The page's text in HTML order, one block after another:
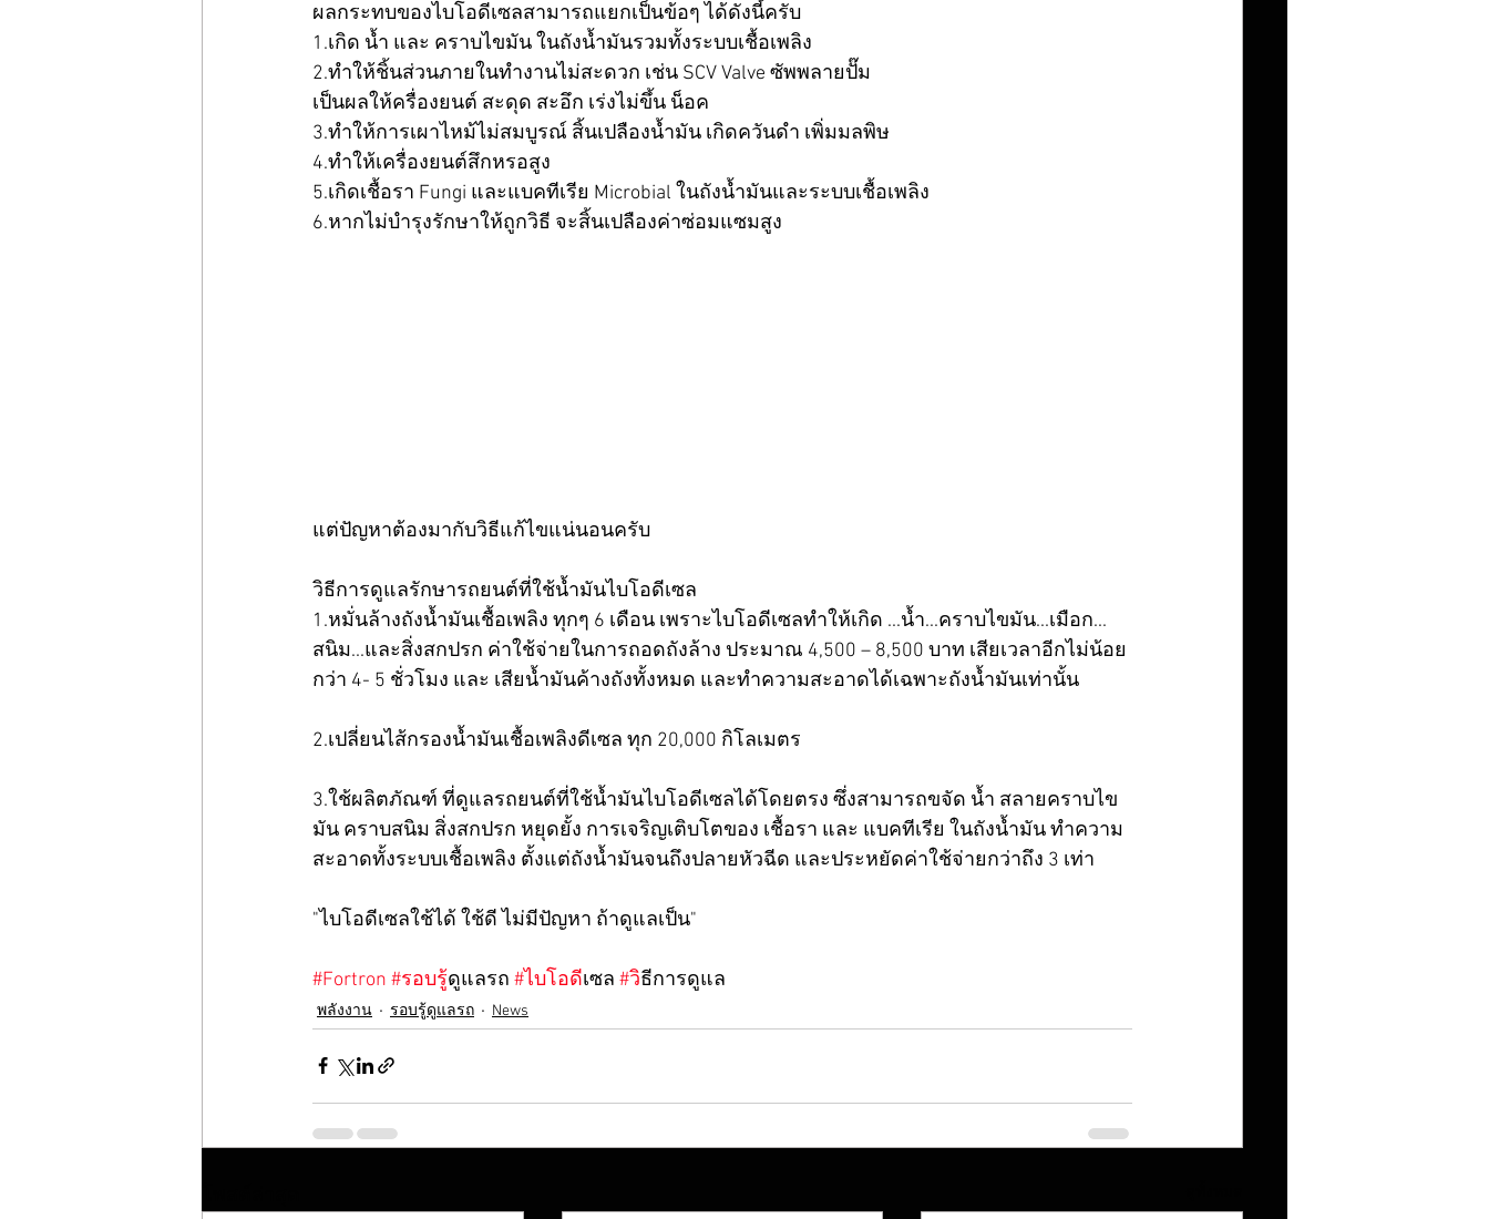
ผลกระทบของไบโอดีเซลสามารถแยกเป็นข้อๆ ได้ดังนี้ครับ
1.เกิด น้ำ และ คราบไขมัน ในถังน้ำมันรวมทั้งระบบเชื้อเพลิง
2.ทำให้ชิ้นส่วนภายในทำงานไม่สะดวก เช่น SCV Valve ซัพพลายปั๊ม
เป็นผลให้ครื่องยนต์ สะดุด สะอึก เร่งไม่ขึ้น น็อค
3.ทำให้การเผาไหม้ไม่สมบูรณ์ สิ้นเปลืองน้ำมัน เกิดควันดำ เพิ่มมลพิษ
4.ทำให้เครื่องยนต์สึกหรอสูง
5.เกิดเชื้อรา Fungi และแบคทีเรีย Microbial ในถังน้ำมันและระบบเชื้อเพลิง
6.หากไม่บำรุงรักษาให้ถูกวิธี จะสิ้นเปลืองค่าซ่อมแซมสูง
แต่ปัญหาต้องมากับวิธีแก้ไขแน่นอนครับ
วิธีการดูแลรักษารถยนต์ที่ใช้น้ำมันไบโอดีเซล
1.หมั่นล้างถังน้ำมันเชื้อเพลิง ทุกๆ 6 เดือน เพราะไบโอดีเซลทำให้เกิด ...น้ำ...คราบไขมัน...เมือก...
สนิม...และสิ่งสกปรก ค่าใช้จ่ายในการถอดถังล้าง ประมาณ 4,500 – 8,500 บาท เสียเวลาอีกไม่น้อย
กว่า 4- 5 ชั่วโมง และ เสียน้ำมันค้างถังทั้งหมด และทำความสะอาดได้เฉพาะถังน้ำมันเท่านั้น
2.เปลี่ยนไส้กรองน้ำมันเชื้อเพลิงดีเซล ทุก 20,000 กิโลเมตร
3.ใช้ผลิตภัณฑ์ ที่ดูแลรถยนต์ที่ใช้น้ำมันไบโอดีเซลได้โดยตรง ซึ่งสามารถขจัด น้ำ สลายคราบไข
มัน คราบสนิม สิ่งสกปรก หยุดยั้ง การเจริญเติบโตของ เชื้อรา และ แบคทีเรีย ในถังน้ำมัน ทำความ
สะอาดทั้งระบบเชื้อเพลิง ตั้งแต่ถังน้ำมันจนถึงปลายหัวฉีด และประหยัดค่าใช้จ่ายกว่าถึง 3 เท่า
"ไบโอดีเซลใช้ได้ ใช้ดี ไม่มีปัญหา ถ้าดูแลเป็น"
#Fortron #รอบรู้ดูแลรถ #ไบโอดีเซล #วิธีการดูแล
พลังงาน รอบรู้ดูแลรถ News